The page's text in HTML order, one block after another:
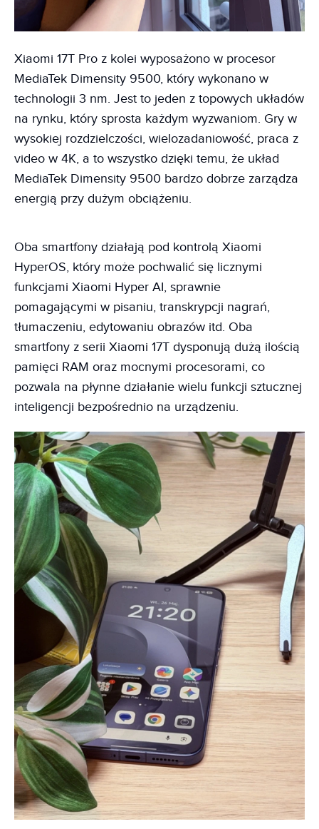
Xiaomi 17T Pro z kolei wyposażono w procesor
MediaTek Dimensity 9500, który wykonano w
technologii 3 nm. Jest to jeden z topowych układów
na rynku, który sprosta każdym wyzwaniom. Gry w
wysokiej rozdzielczości, wielozadaniowość, praca z
video w 4K, a to wszystko dzięki temu, że układ
MediaTek Dimensity 9500 bardzo dobrze zarządza
energią przy dużym obciążeniu.
Oba smartfony działają pod kontrolą Xiaomi
HyperOS, który może pochwalić się licznymi
funkcjami Xiaomi Hyper AI, sprawnie
pomagającymi w pisaniu, transkrypcji nagrań,
tłumaczeniu, edytowaniu obrazów itd. Oba
smartfony z serii Xiaomi 17T dysponują dużą ilością
pamięci RAM oraz mocnymi procesorami, co
pozwala na płynne działanie wielu funkcji sztucznej
inteligencji bezpośrednio na urządzeniu.